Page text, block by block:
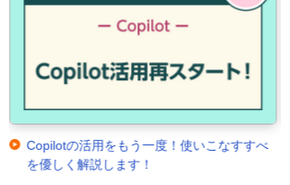
Copilotの活用をもう一度！使いこなすすべ
を優しく解説します！